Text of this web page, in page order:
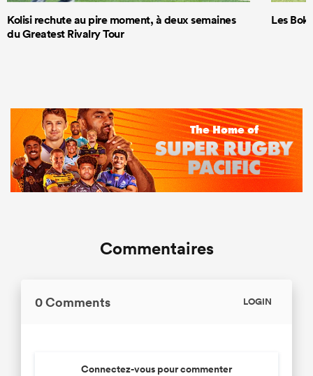
Kolisi rechute au pire moment, à deux semaines
du Greatest Rivalry Tour
Les
Commentaires
0 Comments LOGIN
Connectez-vous pour commenter